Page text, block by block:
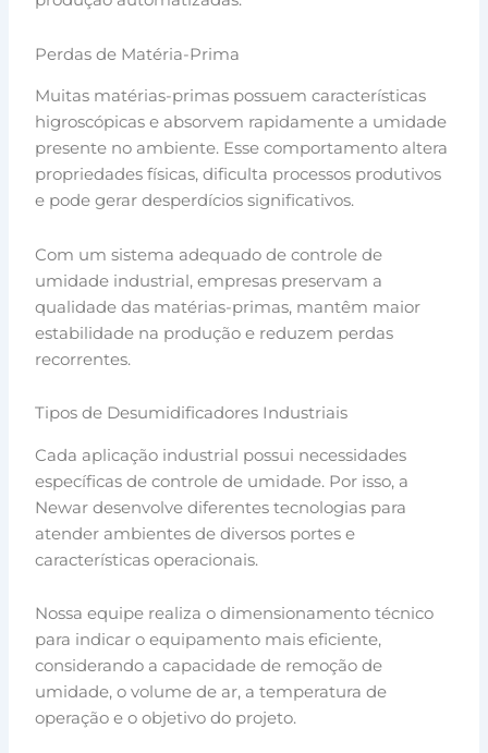
Perdas de Matéria-Prima
Muitas matérias-primas possuem características
higroscópicas e absorvem rapidamente a umidade
presente no ambiente. Esse comportamento altera
propriedades físicas, dificulta processos produtivos
e pode gerar desperdícios significativos.
Com um sistema adequado de controle de
umidade industrial, empresas preservam a
qualidade das matérias-primas, mantêm maior
estabilidade na produção e reduzem perdas
recorrentes.
Tipos de Desumidificadores Industriais
Cada aplicação industrial possui necessidades
específicas de controle de umidade. Por isso, a
Newar desenvolve diferentes tecnologias para
atender ambientes de diversos portes e
características operacionais.
Nossa equipe realiza o dimensionamento técnico
para indicar o equipamento mais eficiente,
considerando a capacidade de remoção de
umidade, o volume de ar, a temperatura de
operação e o objetivo do projeto.